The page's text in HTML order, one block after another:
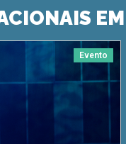
Evento